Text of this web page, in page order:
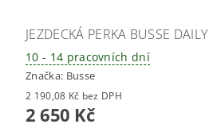
JEZDECKÁ PERKA BUSSE DAILY
10 - 14 pracovních dní
Značka: Busse
2 190,08 Kč bez DPH
2 650 Kč